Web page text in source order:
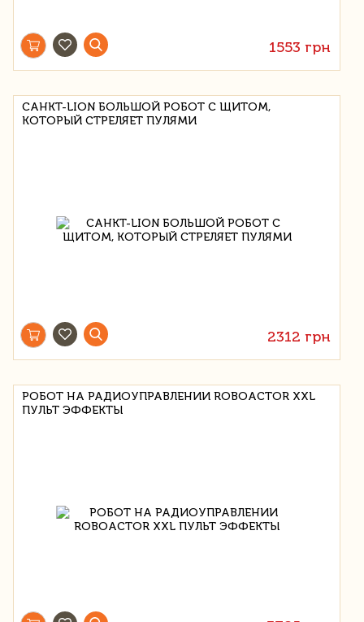
1553 грн
САНКТ-LION БОЛЬШОЙ РОБОТ С ЩИТОМ,
КОТОРЫЙ СТРЕЛЯЕТ ПУЛЯМИ
2312 грн
РОБОТ НА РАДИОУПРАВЛЕНИИ ROBOACTOR XXL
ПУЛЬТ ЭФФЕКТЫ